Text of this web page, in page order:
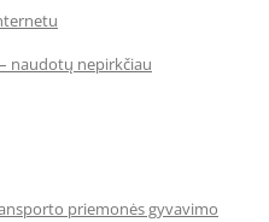
naudotų nepirkčiau
priemonės gyvavimo